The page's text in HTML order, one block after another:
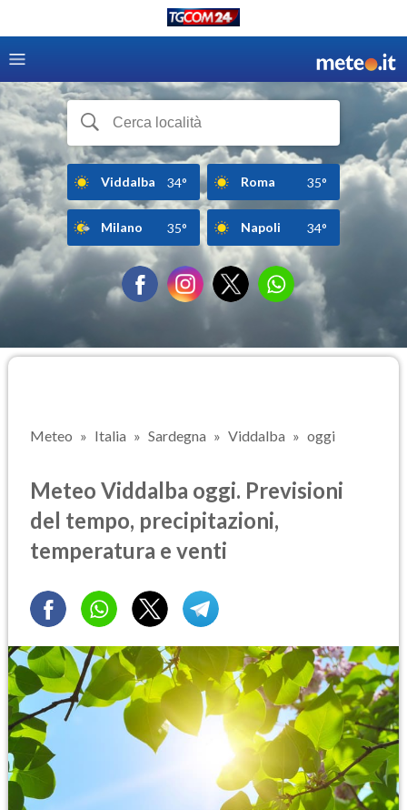
Viddalba 34° Roma 35°
Milano 35° Napoli 34°
Meteo Italia Sardegna Viddalba oggi
Meteo Viddalba oggi. Previsioni
del tempo, precipitazioni,
temperatura e venti